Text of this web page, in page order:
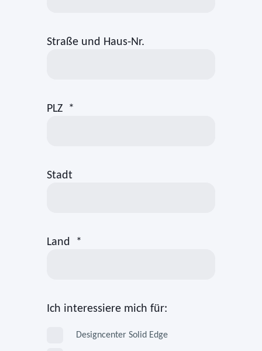
Straße und Haus-Nr.
PLZ *
Stadt
Land *
Ich interessiere mich für:
Designcenter Solid Edge